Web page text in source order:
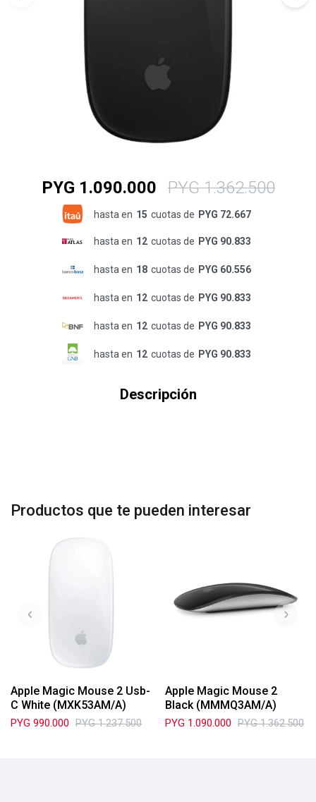
PYG 1.090.000 PYG 1.362.500
hasta en 15 cuotas de PYG 72.667
hasta en 12 cuotas de PYG 90.833
hasta en 18 cuotas de PYG 60.556
hasta en 12 cuotas de PYG 90.833
hasta en 12 cuotas de PYG 90.833
hasta en 12 cuotas de PYG 90.833
Descripción
Productos que te pueden interesar
Apple Magic Mouse 2 Usb-
C White (MXK53AM/A)
PYG 990.000 PYG 1.237.500
Apple Magic Mouse 2
Black (MMMQ3AM/A)
PYG 1.090.000 PYG 1.362.500